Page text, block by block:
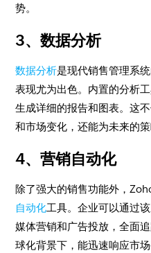
势。
3、数据分析
数据分析是现代销售管理系
表现尤为出色。内置的分析
生成详细的报告和图表。这
和市场变化，还能为未来的
4、营销自动化
除了强大的销售功能外，
自动化工具。企业可以通过
媒体营销和广告投放，全面
球化背景下，能迅速响应市